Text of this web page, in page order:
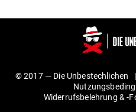
© 2017 — Die Unbestechlichen
Wider­rufs­be­lehrung &